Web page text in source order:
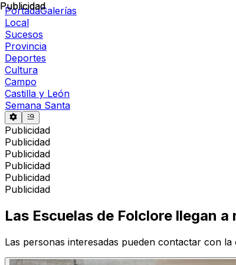
PortadaGalerías
Local
Sucesos
Provincia
Deportes
Cultura
Campo
Castilla y León
Semana Santa
Publicidad
Publicidad
Publicidad
Publicidad
Publicidad
Publicidad
Publicidad
Las Escuelas de Folclore llegan
Las personas interesadas pueden contactar con la
Publicidad